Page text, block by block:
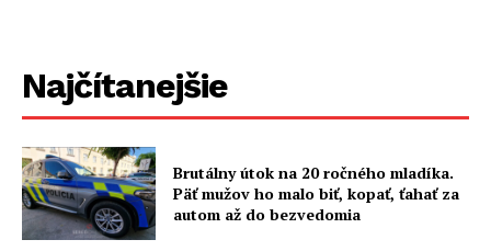
Najčítanejšie
Brutálny útok na 20 ročného mladíka.
Päť mužov ho malo biť, kopať, ťahať za
autom až do bezvedomia